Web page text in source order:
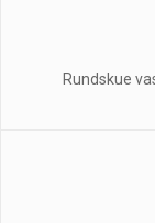
Rundskue